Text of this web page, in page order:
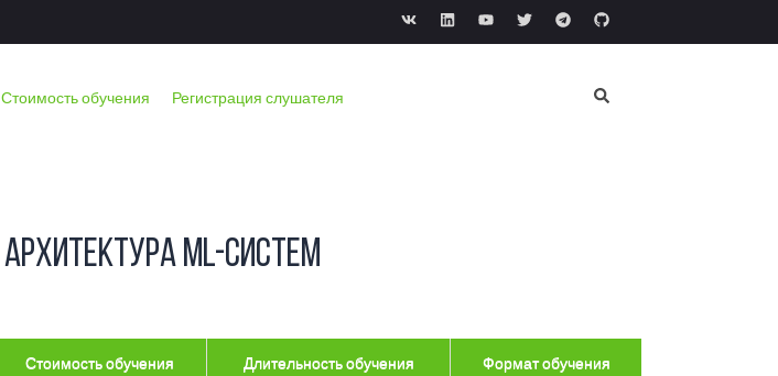
Стоимость обучения
Регистрация слушателя
Архитектура ML-систем
Стоимость обучения Длительность обучения Формат обучения